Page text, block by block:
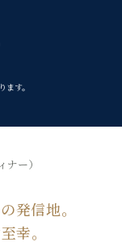
す。
ー）
発信地。
幸。